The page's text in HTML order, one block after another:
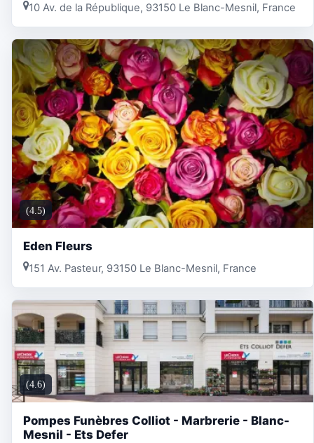
10 Av. de la République, 93150 Le Blanc-Mesnil, France
(4.5)
Eden Fleurs
151 Av. Pasteur, 93150 Le Blanc-Mesnil, France
(4.6)
Pompes Funèbres Colliot - Marbrerie - Blanc-
Mesnil - Ets Defer